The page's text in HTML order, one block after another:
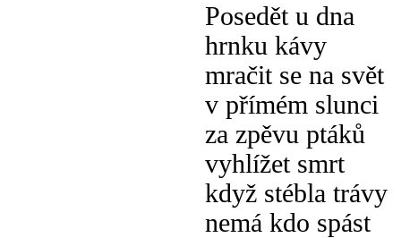
Posedět u dna
hrnku kávy
mračit se na svět
v přímém slunci
za zpěvu ptáků
vyhlížet smrt
když stébla trávy
nemá kdo spást